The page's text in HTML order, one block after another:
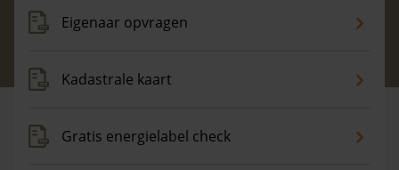
Eigenaar opvragen
Kadastrale kaart
Gratis energielabel check